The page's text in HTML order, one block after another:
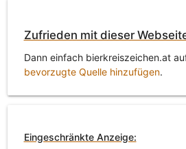
Zufrieden mit dieser
Dann einfach bierkreiszeichen.at
bevorzugte Quelle hinzufügen.
Eingeschränkte Anzeige: